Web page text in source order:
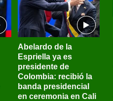
Abelardo de la
Espriella ya es
presidente de
Colombia: recibió la
banda presidencial
en ceremonia en Cali